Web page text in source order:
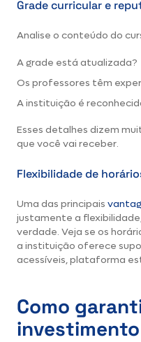
Grade curricular e
Analise o conteúdo do
A grade está atualizada?
Os professores têm
A instituição é
Esses detalhes dizem
que você vai receber.
Flexibilidade de
Uma das principais
justamente a
verdade. Veja se os
a instituição oferece
acessíveis, plataforma
Como
investimento